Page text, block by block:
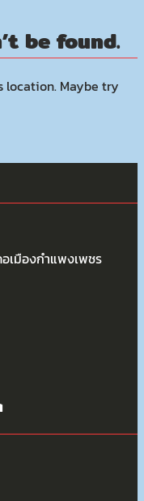
be found.
location. Maybe try
เมืองกำแพงเพชร